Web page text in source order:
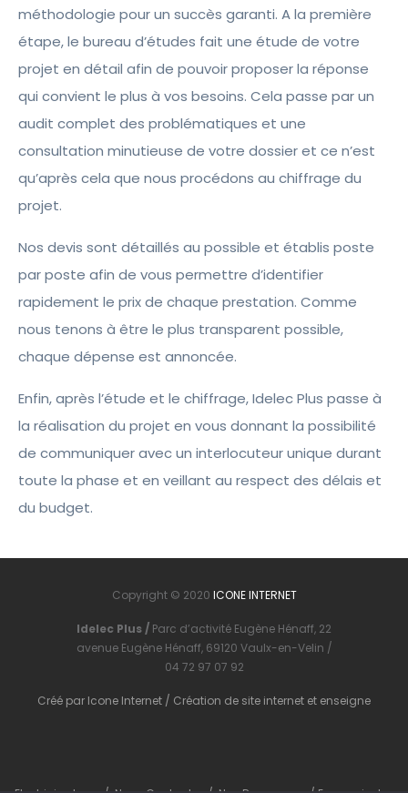
méthodologie pour un succès garanti. A la première
étape, le bureau d’études fait une étude de votre
projet en détail afin de pouvoir proposer la réponse
qui convient le plus à vos besoins. Cela passe par un
audit complet des problématiques et une
consultation minutieuse de votre dossier et ce n’est
qu’après cela que nous procédons au chiffrage du
projet.
Nos devis sont détaillés au possible et établis poste
par poste afin de vous permettre d’identifier
rapidement le prix de chaque prestation. Comme
nous tenons à être le plus transparent possible,
chaque dépense est annoncée.
Enfin, après l’étude et le chiffrage, Idelec Plus passe à
la réalisation du projet en vous donnant la possibilité
de communiquer avec un interlocuteur unique durant
toute la phase et en veillant au respect des délais et
du budget.
Copyright © 2020 ICONE INTERNET
Idelec Plus / Parc d’activité Eugène Hénaff, 22
avenue Eugène Hénaff, 69120 Vaulx-en-Velin /
04 72 97 07 92
Créé par Icone Internet / Création de site internet et enseigne